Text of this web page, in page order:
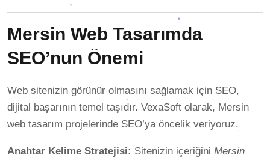
Mersin Web Tasarımda
SEO’nun Önemi
Web sitenizin görünür olmasını sağlamak için SEO,
dijital başarının temel taşıdır. VexaSoft olarak, Mersin
web tasarım projelerinde SEO’ya öncelik veriyoruz.
Anahtar Kelime Stratejisi: Sitenizin içeriğini Mersin